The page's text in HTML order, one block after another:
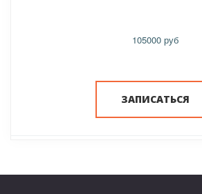
105000 руб
ЗАПИСАТЬСЯ